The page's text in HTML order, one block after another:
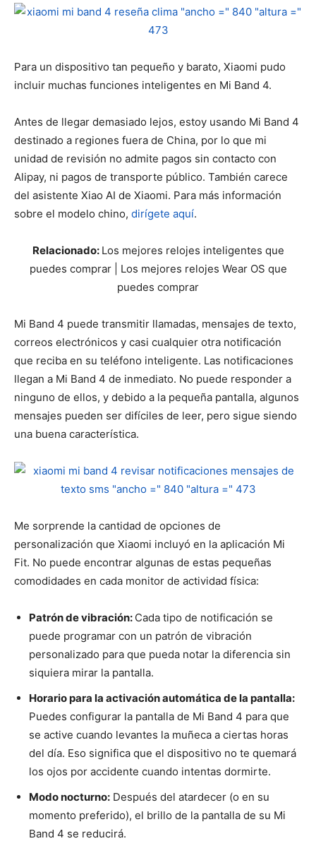
Para un dispositivo tan pequeño y barato, Xiaomi pudo
incluir muchas funciones inteligentes en Mi Band 4.
Antes de llegar demasiado lejos, estoy usando Mi Band 4
destinado a regiones fuera de China, por lo que mi
unidad de revisión no admite pagos sin contacto con
Alipay, ni pagos de transporte público. También carece
del asistente Xiao AI de Xiaomi. Para más información
sobre el modelo chino, dirígete aquí.
Relacionado: Los mejores relojes inteligentes que
puedes comprar | Los mejores relojes Wear OS que
puedes comprar
Mi Band 4 puede transmitir llamadas, mensajes de texto,
correos electrónicos y casi cualquier otra notificación
que reciba en su teléfono inteligente. Las notificaciones
llegan a Mi Band 4 de inmediato. No puede responder a
ninguno de ellos, y debido a la pequeña pantalla, algunos
mensajes pueden ser difíciles de leer, pero sigue siendo
una buena característica.
Me sorprende la cantidad de opciones de
personalización que Xiaomi incluyó en la aplicación Mi
Fit. No puede encontrar algunas de estas pequeñas
comodidades en cada monitor de actividad física:
Patrón de vibración: Cada tipo de notificación se
puede programar con un patrón de vibración
personalizado para que pueda notar la diferencia sin
siquiera mirar la pantalla.
Horario para la activación automática de la pantalla:
Puedes configurar la pantalla de Mi Band 4 para que
se active cuando levantes la muñeca a ciertas horas
del día. Eso significa que el dispositivo no te quemará
los ojos por accidente cuando intentas dormirte.
Modo nocturno: Después del atardecer (o en su
momento preferido), el brillo de la pantalla de su Mi
Band 4 se reducirá.